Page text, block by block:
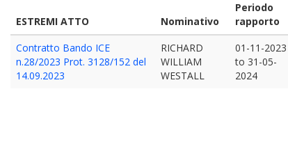
ESTREMI ATTO Nominativo
Periodo
rapporto
Contratto Bando ICE
n.28/2023 Prot. 3128/152 del
14.09.2023
RICHARD
WILLIAM
WESTALL
01-11-2023
to 31-05-
2024